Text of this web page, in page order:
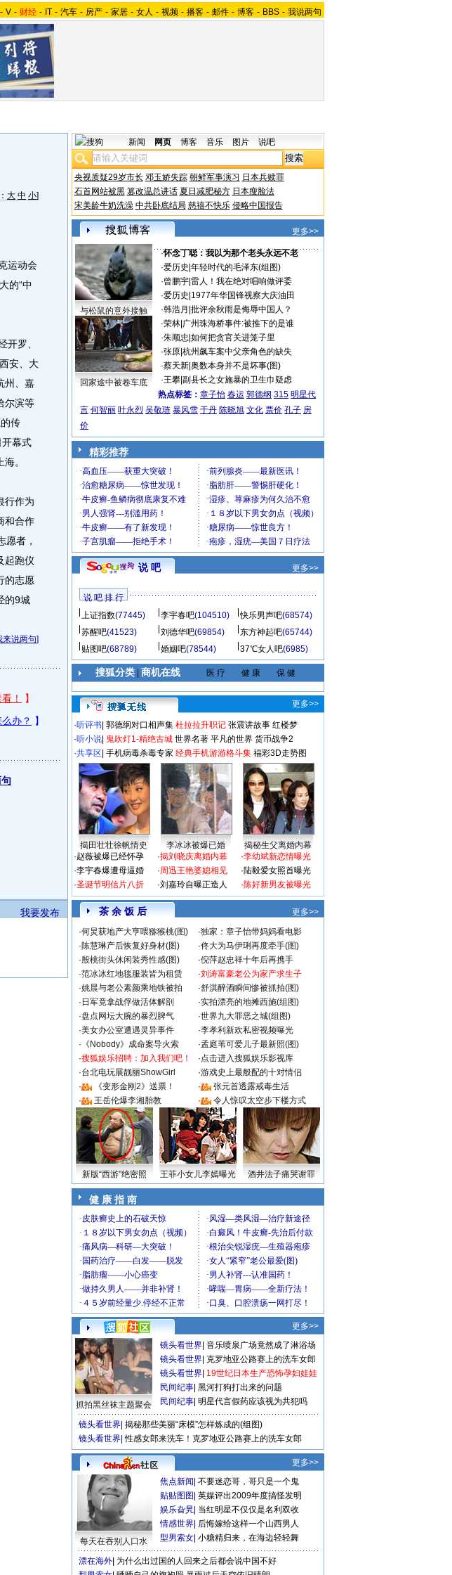
- V - 财经 - IT - 汽车 - 房产 - 家居 - 女人 - 视频 - 播客 - 邮件 - 博客 - BBS - 我说两句
大 中 小]
运动会
的“中
罗、
安、大
州、嘉
尔滨等
传
幕式
。
作为
和合作
愿者，
起跑仪
的志愿
的9城
来说两句]
我要发布
新闻 网页 博客 音乐 图片 说吧
央视质疑29岁市长 邓玉娇失踪 朝鲜军事演习 日本兵赎罪
石首网站被黑 篡改温总讲话 夏日减肥秘方 日本瘦脸法
宋美龄牛奶洗澡 中共卧底结局 慈禧不快乐 侵略中国报告
更多>>
与松鼠的意外接触
回家途中被卷车底
·怀念丁聪：我以为那个老头永远不老
·爱历史 年轻时代的毛泽东(组图)
·曾鹏宇| 雷人！我在绝对唱响做评委
·爱历史 1977年华国锋视察大庆油田
·韩浩月 批评余秋雨是侮辱中国人？
·荣林| 广州珠海桥事件:被推下的是谁
·朱顺忠 如何把贪官关进笼子里
·张原| 杭州飙车案中父亲角色的缺失
·蔡天新| 奥数本身并不是坏事(图)
·王攀| 副县长之女施暴的卫生巾疑虑
热点标签： 章子怡 春运 郭德纲 315 明星代
言 何智丽 叶永烈 吴敬琏 暴风雪 于丹 陈晓旭 文化 票价 孔子 房
价
精彩推荐
说 吧 更多>>
说 吧 排 行
上证指数(77445) 李宇春吧(104510) 快乐男声吧(68574)
苏醒吧(41523) 刘德华吧(69854) 东方神起吧(65744)
贴图吧(68789) 婚姻吧(78544) 37℃女人吧(6985)
搜狐分类| 商机在线 医 疗 健 康 保 健
更多>>
·听评书 郭德纲对口相声集 杜拉拉升职记 张震讲故事 红楼梦
·听小说 鬼吹灯1-精绝古城 世界名著 平凡的世界 货币战争2
·共享区 手机病毒杀毒专家 经典手机游游格斗集 福彩3D走势图
揭田壮壮徐帆情史 李冰冰被爆已婚
揭秘生父离婚内幕
·赵薇被爆已经怀孕
·李宇春爆遭母逼婚
·圣诞节明信片八折
·揭刘晓庆离婚内幕
·周迅王艳婆媳相见
·刘嘉玲自曝正造人
·李幼斌新恋情曝光
·陆毅爱女照首曝光
·陈好新男友被曝光
茶 余 饭 后
更多>>
·何炅获地产大亨喂猕猴桃(图) ·独家：章子怡带妈妈看电影
·陈慧琳产后恢复好身材(图) ·佟大为马伊琍再度牵手(图)
·殷桃街头休闲装秀性感(图) ·倪萍赵忠祥十年后再携手
·范冰冰红地毯服装皆为租赁 ·刘涛富豪老公为家产求生子
·姚晨与老公素颜乘地铁被拍 ·舒淇醉酒瞬间惨被抓拍(图)
· 日军竟拿战俘做活体解剖 ·实拍漂亮的地摊西施(组图)
·盘点网坛大腕的暴烈脾气 ·世界九大罪恶之城(组图)
·美女办公室遭遇灵异事件 ·李孝利新欢私密视频曝光
· 《Nobody》成命案导火索 ·孟庭苇可爱儿子最新照(图)
·搜狐娱乐招聘：加入我们吧！ ·点击进入搜狐娱乐影视库
·台北电玩展靓丽ShowGirl ·游戏史上最般配的十对情侣
·
《变形金刚2》送票！ ·
张元首透露戒毒生活
·
王岳伦爆李湘胎教 · 令人惊叹太空步下楼方式
新版“西游”绝密照 王菲小女儿李嫣曝光 酒井法子痛哭谢罪
健 康 指 南
更多>>
抓拍黑丝袜主题聚会
镜头看世界 音乐喷泉广场竟然成了淋浴场
镜头看世界 克罗地亚公路赛上的洗车女郎
镜头看世界 19世纪日本生产恐怖孕妇娃娃
民间纪事 黑河打狗打出来的问题
民间纪事 明星代言假药应该视为共犯吗
镜头看世界 揭秘那些美丽“床模”怎样炼成的(组图)
镜头看世界 性感女郎来洗车！克罗地亚公路赛上的洗车女郎
更多>>
每天在吞别人口水
焦点新闻 不要迷恋哥，哥只是一个鬼
贴贴图图 英媒评出2009年度搞怪发明
娱乐旮旯 当红明星不仅仅是名利双收
情感世界 后悔嫁给这样一个山西男人
型男索女 小糖精归来，在海边轻轻舞
漂在海外 为什么出过国的人回来之后都会说中国不好